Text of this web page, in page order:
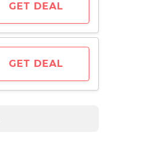
GET DEAL
GET DEAL